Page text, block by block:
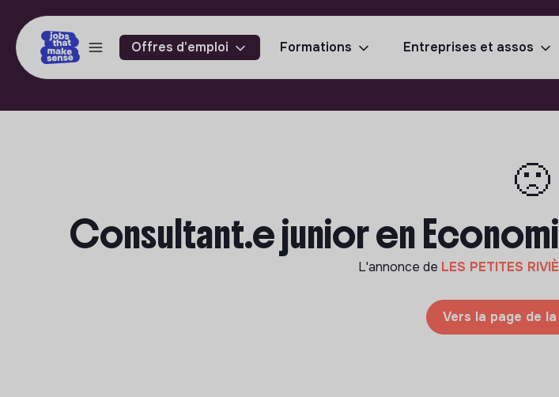
Offres d'emploi Formations Entreprises et assos
🙁
Consultant.e junior en
L'annonce de LES PETITES
Vers la page de